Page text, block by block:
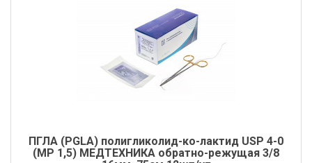
ПГЛА (PGLA) полигликолид-ко-лактид USP 4-0
(MР 1,5) МЕДТЕХНИКА обратно-режущая 3/8